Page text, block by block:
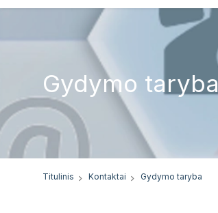
Gydymo taryba
Titulinis Kontaktai Gydymo taryba